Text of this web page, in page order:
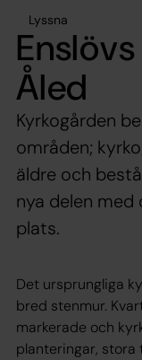
Lyssna
Åled
Kyrkogården
områden;
äldre och
nya delen
plats.
Det ursprungliga
bred stenmur.
markerade och
planteringar, stora